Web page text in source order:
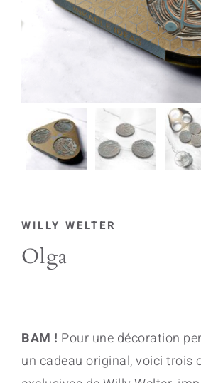
WILLY WELTER
Olga
BAM ! Pour une décoration
un cadeau original, voici trois